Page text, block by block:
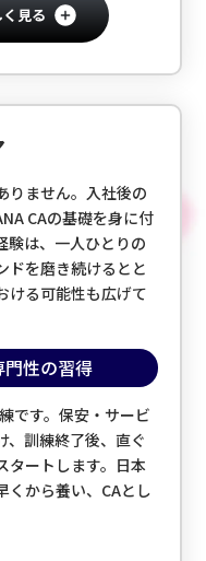
見る
りません。入社後の
CAの基礎を身に付
験は、一人ひとりの
ドを磨き続けるとと
ける可能性も広げて
性の習得
です。保安・サービ
、訓練終了後、直ぐ
タートします。日本
くから養い、CAとし